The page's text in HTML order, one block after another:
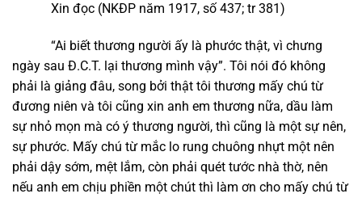
Xin đọc (NKĐP năm 1917, số 437; tr 381)
“Ai biết thương người ấy là phước thật, vì chưng
ngày sau Đ.C.T. lại thương mình vậy”. Tôi nói đó không
phải là giảng đâu, song bởi thật tôi thương mấy chú từ
đương niên và tôi cũng xin anh em thương nữa, dầu làm
sự nhỏ mọn mà có ý thương người, thì cũng là một sự nên,
sự phước. Mấy chú từ mắc lo rung chuông nhựt một nên
phải dậy sớm, mệt lắm, còn phải quét tước nhà thờ, nên
nếu anh em chịu phiền một chút thì làm ơn cho mấy chú từ